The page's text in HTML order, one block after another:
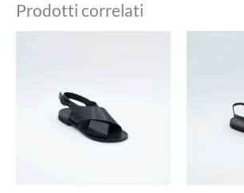
Prodotti correlati
più
varianti.
Le
opzioni